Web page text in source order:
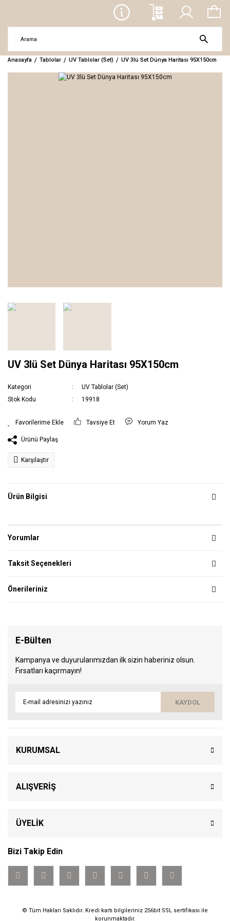
Anasayfa Tablolar UV Tablolar (Set) UV 3lü Set Dünya Haritası 95X150cm
UV 3lü Set Dünya Haritası 95X150cm
Kategori
UV Tablolar (Set)
Stok Kodu
19918
Tavsiye Et Yorum Yaz
Ürünü Paylaş
Karşılaştır
Ürün Bilgisi
Yorumlar
Taksit Seçenekleri
Önerileriniz
E-Bülten
Kampanya ve duyurularımızdan ilk sizin haberiniz olsun.
Fırsatları kaçırmayın!
KAYDOL
KURUMSAL
ALIŞVERİŞ
ÜYELİK
Bizi Takip Edin
© Tüm Hakları Saklıdır. Kredi kartı bilgileriniz 256bit SSL sertifikası ile
korunmaktadır.